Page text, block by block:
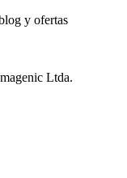
y ofertas
Ltda.